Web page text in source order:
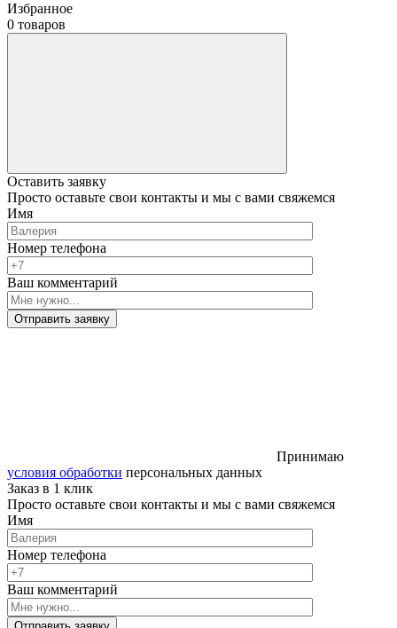
Избранное
0 товаров
Оставить заявку
Просто оставьте свои контакты и мы с вами свяжемся
Имя
Номер телефона
Ваш комментарий
Отправить заявку
Принимаю
условия обработки персональных данных
Заказ в 1 клик
Просто оставьте свои контакты и мы с вами свяжемся
Имя
Номер телефона
Ваш комментарий